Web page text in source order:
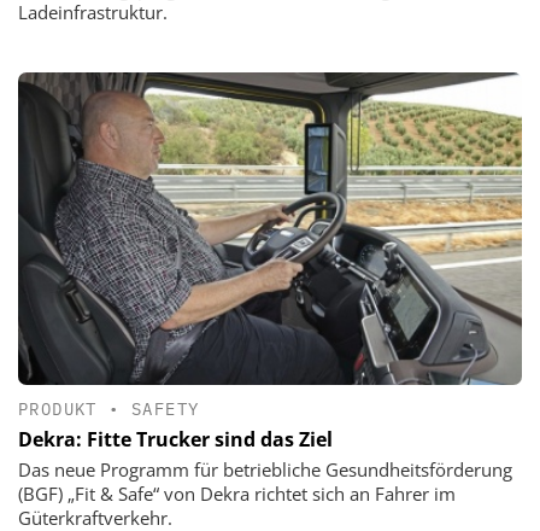
Ladeinfrastruktur.
PRODUKT • SAFETY
Dekra: Fitte Trucker sind das Ziel
Das neue Programm für betriebliche Gesundheitsförderung
(BGF) „Fit & Safe“ von Dekra richtet sich an Fahrer im
Güterkraftverkehr.